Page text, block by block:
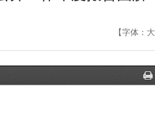
【字体： 大